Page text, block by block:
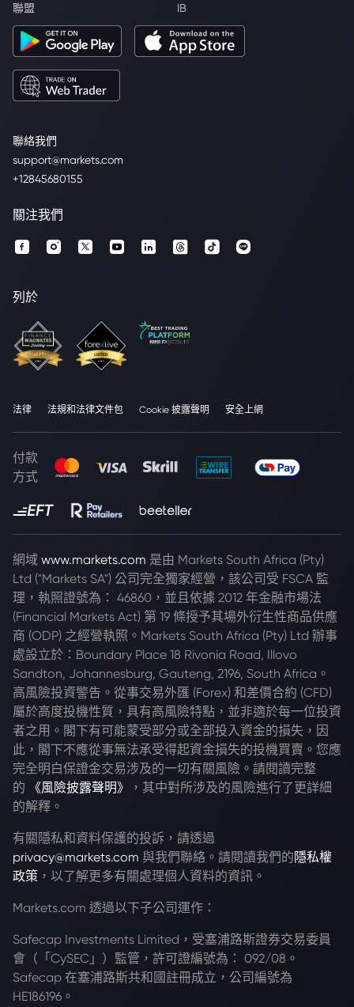
聯絡我們
support@markets.com
+12845680155
聯盟 IB
關注我們
列於
法律 法規和法律文件包 Cookie 披露聲明 安全上網
付款
方式
網域 www.markets.com 是由 Markets South Africa (Pty)
Ltd ("Markets SA") 公司完全獨家經營，該公司受 FSCA 監
理，執照證號為： 46860，並且依據 2012 年金融市場法
(Financial Markets Act) 第 19 條授予其場外衍生性商品供應
商 (ODP) 之經營執照。Markets South Africa (Pty) Ltd 辦事
處設立於：Boundary Place 18 Rivonia Road, Illovo
Sandton, Johannesburg, Gauteng, 2196, South Africa。
高風險投資警告。從事交易外匯 (Forex) 和差價合約 (CFD)
屬於高度投機性質，具有高風險特點，並非適於每一位投資
者之用。閣下有可能蒙受部分或全部投入資金的損失，因
此，閣下不應從事無法承受得起資金損失的投機買賣。您應
完全明白保證金交易涉及的一切有關風險。請閱讀完整
的
《風險披露聲明》
，其中對所涉及的風險進行了更詳細
的解釋。
有關隱私和資料保護的投訴，請透過
privacy@markets.com 與我們聯絡。請閱讀我們的 隱私權
政策 ，以了解更多有關處理個人資料的資訊。
Markets.com 透過以下子公司運作：
Safecap Investments Limited，受塞浦路斯證券交易委員
會（「CySEC」）監管，許可證編號為： 092/08。
Safecap 在塞浦路斯共和國註冊成立，公司編號為
HE186196。